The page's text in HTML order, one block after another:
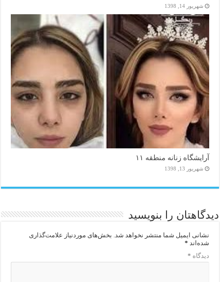
شهریور 14, 1398
آرایشگاه زنانه منطقه ۱۱
شهریور 13, 1398
دیدگاهتان را بنویسید
نشانی ایمیل شما منتشر نخواهد شد. بخش‌های موردنیاز علامت‌گذاری
شده‌اند *
دیدگاه *